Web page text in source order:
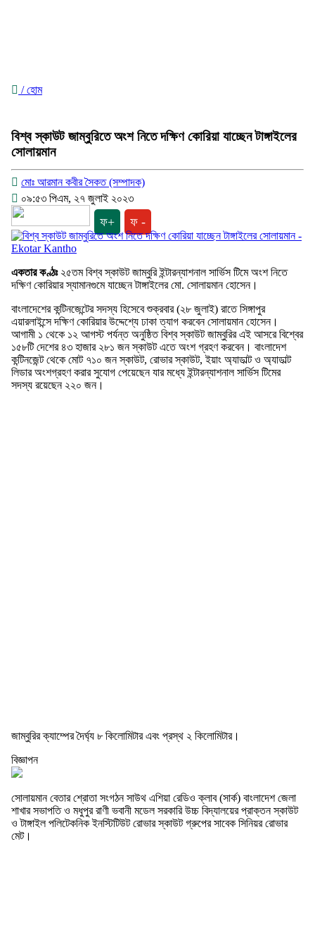
/ হোম
বিশ্ব স্কাউট জাম্বুরিতে অংশ নিতে দক্ষিণ কোরিয়া যাচ্ছেন টাঙ্গাইলের
সোলায়মান
মোঃ আরমান কবীর সৈকত (সম্পাদক)
০৯:৫৩ পিএম, ২৭ জুলাই ২০২৩
ফ+ ফ -
একতার কণ্ঠঃ২৫তম বিশ্ব স্কাউট জাম্বুরি ইন্টারন্যাশনাল সার্ভিস টিমে অংশ নিতে
দক্ষিণ কোরিয়ার স্যামানগুমে যাচ্ছেন টাঙ্গাইলের মো. সোলায়মান হোসেন।
বাংলাদেশের কন্টিনজেন্টের সদস্য হিসেবে শুক্রবার (২৮ জুলাই) রাতে সিঙ্গাপুর
এয়ারলাইন্সে দক্ষিণ কোরিয়ার উদ্দেশ্যে ঢাকা ত্যাগ করবেন সোলায়মান হোসেন।
আগামী ১ থেকে ১২ আগস্ট পর্যন্ত অনুষ্ঠিত বিশ্ব স্কাউট জাম্বুরির এই আসরে বিশ্বের
১৫৮টি দেশের ৪৩ হাজার ২৮১ জন স্কাউট এতে অংশ গ্রহণ করবেন। বাংলাদেশ
কন্টিনজেন্ট থেকে মোট ৭১০ জন স্কাউট, রোভার স্কাউট, ইয়াং অ্যাডাল্ট ও অ্যাডাল্ট
লিডার অংশগ্রহণ করার সুযোগ পেয়েছেন যার মধ্যে ইন্টারন্যাশনাল সার্ভিস টিমের
সদস্য রয়েছেন ২২০ জন।
জাম্বুরির ক্যাম্পের দৈর্ঘ্য ৮ কিলোমিটার এবং প্রস্থ ২ কিলোমিটার।
বিজ্ঞাপন
সোলায়মান বেতার শ্রোতা সংগঠন সাউথ এশিয়া রেডিও ক্লাব (সার্ক) বাংলাদেশ জেলা
শাখার সভাপতি ও মধুপুর রাণী ভবানী মডেল সরকারি উচ্চ বিদ্যালয়ের প্রাক্তন স্কাউট
ও টাঙ্গাইল পলিটেকনিক ইনস্টিটিউট রোভার স্কাউট গ্রুপের সাবেক সিনিয়র রোভার
মেট।